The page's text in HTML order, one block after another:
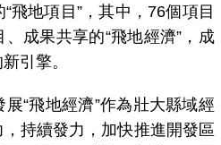
飛地項目”，其中，76個項目
成果共享的“飛地經濟”，成
引擎。
飛地經濟”作為壯大縣域經
持續發力，加快推進開發區